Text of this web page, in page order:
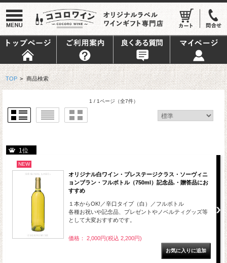
TOP > 商品検索
1 / 1ページ （全7件）
1位
NEW
オリジナル白ワイン・プレステージクラス・ソーヴィニ
ョンブラン・フルボトル（750ml）記念品.・贈答品にお
すすめ
１本からOK!／辛口タイプ（白）／フルボトル
各種お祝いや記念品、プレゼントやノベルティグッズ等
として大変おすすめです。
価格： 2,000円(税込 2,200円)